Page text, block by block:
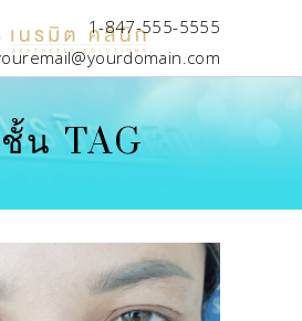
1-847-555-5555
น TAG